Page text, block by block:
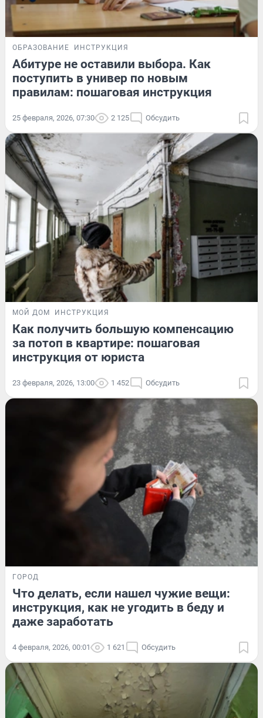
ОБРАЗОВАНИЕ ИНСТРУКЦИЯ
Абитуре не оставили выбора. Как
поступить в универ по новым
правилам: пошаговая инструкция
25 февраля, 2026, 07:30 2 125 Обсудить
МОЙ ДОМ ИНСТРУКЦИЯ
Как получить большую компенсацию
за потоп в квартире: пошаговая
инструкция от юриста
23 февраля, 2026, 13:00 1 452 Обсудить
ГОРОД
Что делать, если нашел чужие вещи:
инструкция, как не угодить в беду и
даже заработать
4 февраля, 2026, 00:01 1 621 Обсудить